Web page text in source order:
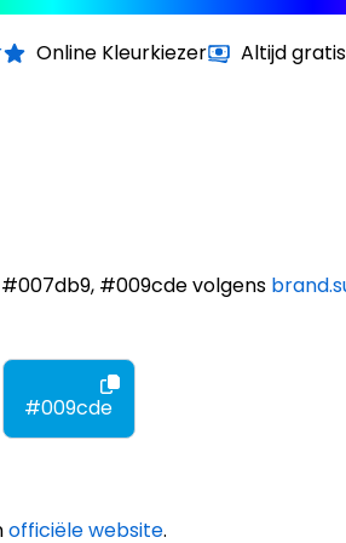
Online Kleurkiezer Altijd gratis
#007db9, #009cde volgens
#009cde
officiële website.